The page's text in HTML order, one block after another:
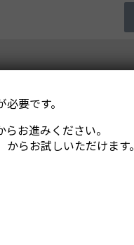
要です。
お進みください。
らお試しいただけます。